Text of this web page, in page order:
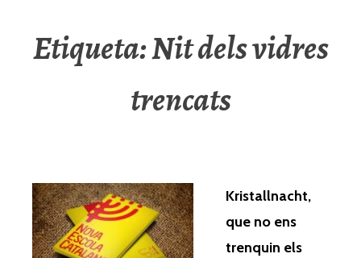
Etiqueta:Nit dels vidres
trencats
Kristallnacht,
que no ens
trenquin els